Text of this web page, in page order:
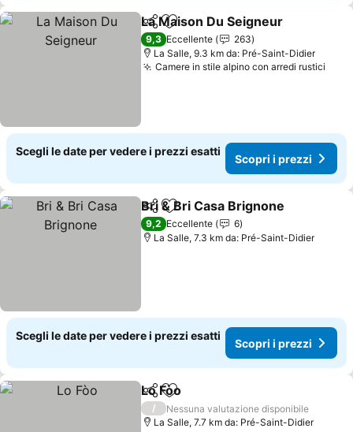
CondividiAggiungi ai preferiti
La Maison Du Seigneur
9,3 Eccellente
263
La Salle, 9.3 km da: Pré-Saint-Didier
Camere in stile alpino con arredi rustici
Scegli le date per vedere i prezzi esatti
Scopri i prezzi
CondividiAggiungi ai preferiti
Bri & Bri Casa Brignone
9,2 Eccellente
6
La Salle, 7.3 km da: Pré-Saint-Didier
Scegli le date per vedere i prezzi esatti
Scopri i prezzi
CondividiAggiungi ai preferiti
Lo Fòo
/
Nessuna valutazione disponibile
La Salle, 7.7 km da: Pré-Saint-Didier